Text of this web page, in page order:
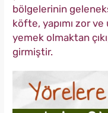
bölgelerinin
köfte, yapımı zor
yemek olmaktan
girmiştir.